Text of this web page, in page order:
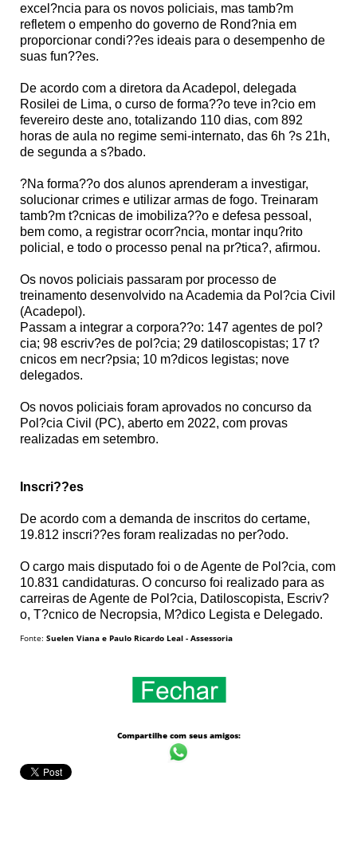
excel?ncia para os novos policiais, mas tamb?m
refletem o empenho do governo de Rond?nia em
proporcionar condi??es ideais para o desempenho de
suas fun??es.
De acordo com a diretora da Acadepol, delegada
Rosilei de Lima, o curso de forma??o teve in?cio em
fevereiro deste ano, totalizando 110 dias, com 892
horas de aula no regime semi-internato, das 6h ?s 21h,
de segunda a s?bado.
?Na forma??o dos alunos aprenderam a investigar,
solucionar crimes e utilizar armas de fogo. Treinaram
tamb?m t?cnicas de imobiliza??o e defesa pessoal,
bem como, a registrar ocorr?ncia, montar inqu?rito
policial, e todo o processo penal na pr?tica?, afirmou.
Os novos policiais passaram por processo de
treinamento desenvolvido na Academia da Pol?cia Civil
(Acadepol).
Passam a integrar a corpora??o: 147 agentes de pol?
cia; 98 escriv?es de pol?cia; 29 datiloscopistas; 17 t?
cnicos em necr?psia; 10 m?dicos legistas; nove
delegados.
Os novos policiais foram aprovados no concurso da
Pol?cia Civil (PC), aberto em 2022, com provas
realizadas em setembro.
Inscri??es
De acordo com a demanda de inscritos do certame,
19.812 inscri??es foram realizadas no per?odo.
O cargo mais disputado foi o de Agente de Pol?cia, com
10.831 candidaturas. O concurso foi realizado para as
carreiras de Agente de Pol?cia, Datiloscopista, Escriv?
o, T?cnico de Necropsia, M?dico Legista e Delegado.
Fonte: Suelen Viana e Paulo Ricardo Leal - Assessoria
Compartilhe com seus amigos: